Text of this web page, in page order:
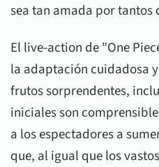
sea tan amada por tantos
El live-action de "One
la adaptación cuidadosa
frutos sorprendentes,
iniciales son
a los espectadores a
que, al igual que los